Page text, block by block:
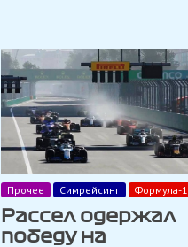
Прочее Симрейсинг Формула-1
Рассел одержал
победу на